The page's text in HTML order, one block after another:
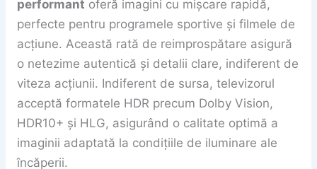
performant oferă imagini cu mișcare rapidă,
perfecte pentru programele sportive și filmele de
acțiune. Această rată de reimprospătare asigură
o netezime autentică și detalii clare, indiferent de
viteza acțiunii. Indiferent de sursa, televizorul
acceptă formatele HDR precum Dolby Vision,
HDR10+ și HLG, asigurând o calitate optimă a
imaginii adaptată la condițiile de iluminare ale
încăperii.